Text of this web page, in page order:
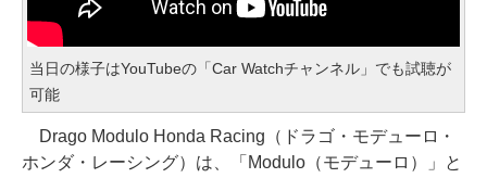
当日の様子はYouTubeの「Car Watchチャンネル」でも試聴が
可能
Drago Modulo Honda Racing（ドラゴ・モデューロ・
ホンダ・レーシング）は、「Modulo（モデューロ）」と